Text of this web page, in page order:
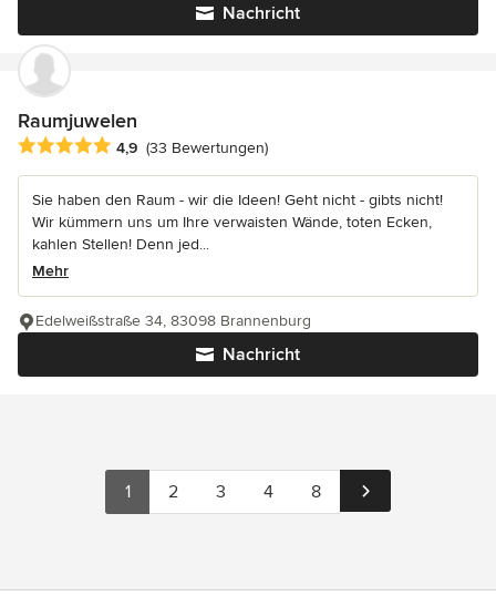
Nachricht
Raumjuwelen
Durchschnittliche Bewertung: 4.9 von 5 Sternen
4,9 (33 Bewertungen)
Sie haben den Raum - wir die Ideen! Geht nicht - gibts nicht!
Wir kümmern uns um Ihre verwaisten Wände, toten Ecken,
kahlen Stellen! Denn jed...
Mehr
Nachricht
Edelweißstraße 34, 83098 Brannenburg
1 2 3 4 8